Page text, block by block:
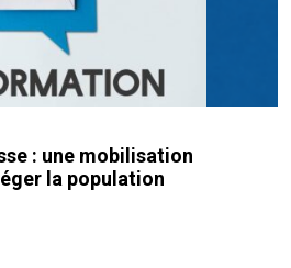
: une mobilisation
la population